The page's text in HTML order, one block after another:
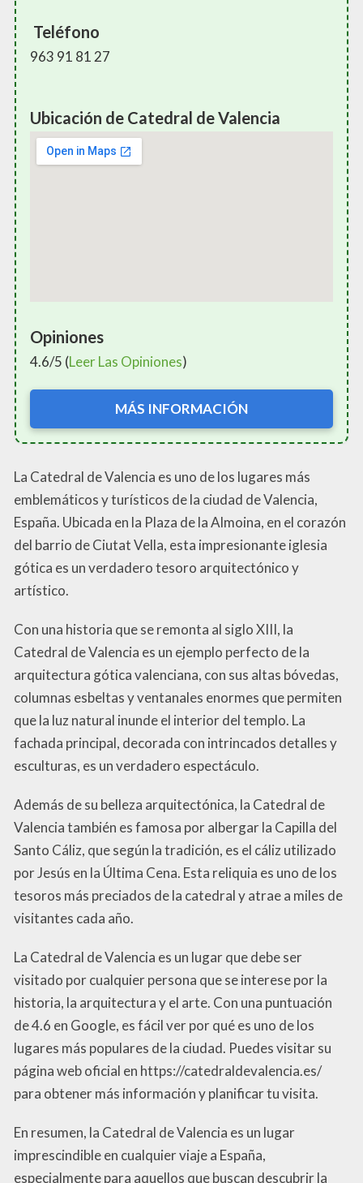
Teléfono
963 91 81 27
Ubicación de Catedral de Valencia
Opiniones
4.6/5 (Leer Las Opiniones)
MÁS INFORMACIÓN
La Catedral de Valencia es uno de los lugares más
emblemáticos y turísticos de la ciudad de Valencia,
España. Ubicada en la Plaza de la Almoina, en el corazón
del barrio de Ciutat Vella, esta impresionante iglesia
gótica es un verdadero tesoro arquitectónico y
artístico.
Con una historia que se remonta al siglo XIII, la
Catedral de Valencia es un ejemplo perfecto de la
arquitectura gótica valenciana, con sus altas bóvedas,
columnas esbeltas y ventanales enormes que permiten
que la luz natural inunde el interior del templo. La
fachada principal, decorada con intrincados detalles y
esculturas, es un verdadero espectáculo.
Además de su belleza arquitectónica, la Catedral de
Valencia también es famosa por albergar la Capilla del
Santo Cáliz, que según la tradición, es el cáliz utilizado
por Jesús en la Última Cena. Esta reliquia es uno de los
tesoros más preciados de la catedral y atrae a miles de
visitantes cada año.
La Catedral de Valencia es un lugar que debe ser
visitado por cualquier persona que se interese por la
historia, la arquitectura y el arte. Con una puntuación
de 4.6 en Google, es fácil ver por qué es uno de los
lugares más populares de la ciudad. Puedes visitar su
página web oficial en https://catedraldevalencia.es/
para obtener más información y planificar tu visita.
En resumen, la Catedral de Valencia es un lugar
imprescindible en cualquier viaje a España,
especialmente para aquellos que buscan descubrir la